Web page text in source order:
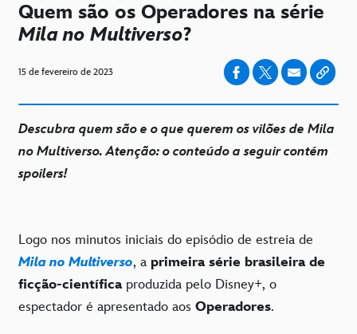
Quem são os Operadores na série
Mila no Multiverso?
15 de fevereiro de 2023
Descubra quem são e o que querem os vilões de Mila
no Multiverso. Atenção: o conteúdo a seguir contém
spoilers!
Logo nos minutos iniciais do episódio de estreia de
Mila no Multiverso, a primeira série brasileira de
ficção-científica produzida pelo Disney+, o
espectador é apresentado aos Operadores.